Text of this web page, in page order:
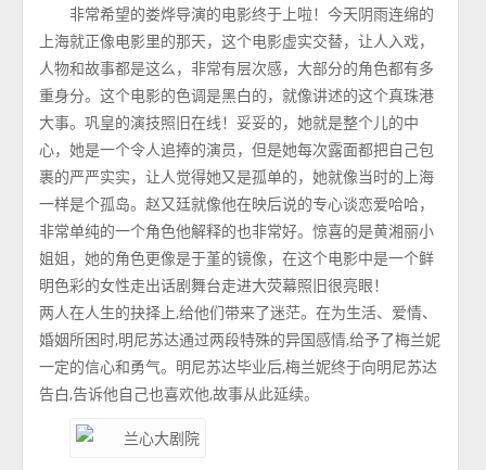
非常希望的娄烨导演的电影终于上啦！今天阴雨连绵的
上海就正像电影里的那天，这个电影虚实交替，让人入戏，
人物和故事都是这么，非常有层次感，大部分的角色都有多
重身分。这个电影的色调是黑白的，就像讲述的这个真珠港
大事。巩皇的演技照旧在线！妥妥的，她就是整个儿的中
心，她是一个令人追捧的演员，但是她每次露面都把自己包
裹的严严实实，让人觉得她又是孤单的，她就像当时的上海
一样是个孤岛。赵又廷就像他在映后说的专心谈恋爱哈哈，
非常单纯的一个角色他解释的也非常好。惊喜的是黄湘丽小
姐姐，她的角色更像是于堇的镜像，在这个电影中是一个鲜
明色彩的女性走出话剧舞台走进大荧幕照旧很亮眼！
两人在人生的抉择上,给他们带来了迷茫。在为生活、爱情、
婚姻所困时,明尼苏达通过两段特殊的异国感情,给予了梅兰妮
一定的信心和勇气。明尼苏达毕业后,梅兰妮终于向明尼苏达
告白,告诉他自己也喜欢他,故事从此延续。